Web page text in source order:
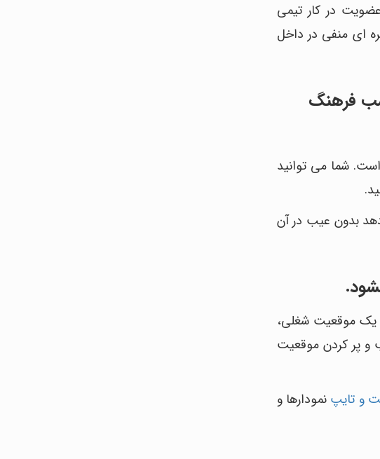
در کار تیمی
ای منفی در داخل
فرهنگ
شما می توانید
دهد بدون عیب در آن
یک موقعیت شغلی،
و پر کردن موقعیت
و تایپ نمودارها و